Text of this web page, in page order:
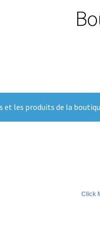
et les produits de la
Click